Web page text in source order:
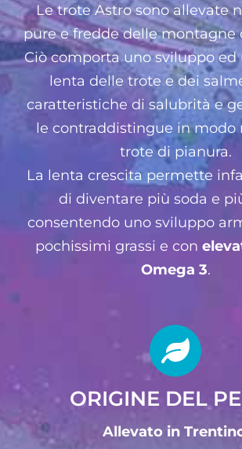
Le trote Astro sono allevate
pure e fredde delle montagne
Ciò comporta uno sviluppo ed
lenta delle trote e dei
caratteristiche di salubrità e
le contraddistingue in modo
trote di pianura.
La lenta crescita permette
di diventare più soda e
consentendo uno sviluppo
pochissimi grassi e con
Omega 3.
ORIGINE DEL
Allevato in